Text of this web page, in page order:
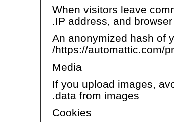
When visitors leave
IP address, and
An anonymized hash of
https://automattic.com/
Media
If you upload images,
data from images.
Cookies